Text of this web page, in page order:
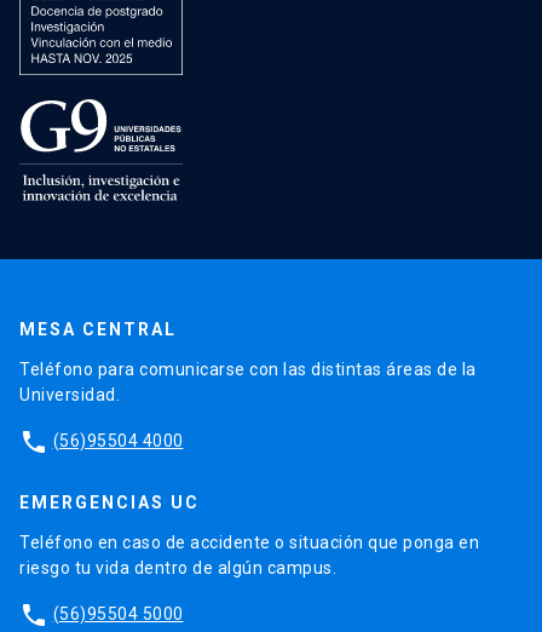
MESA CENTRAL
Teléfono para comunicarse con las distintas áreas de la
Universidad.
phone (56)95504 4000
EMERGENCIAS UC
Teléfono en caso de accidente o situación que ponga en
riesgo tu vida dentro de algún campus.
phone (56)95504 5000